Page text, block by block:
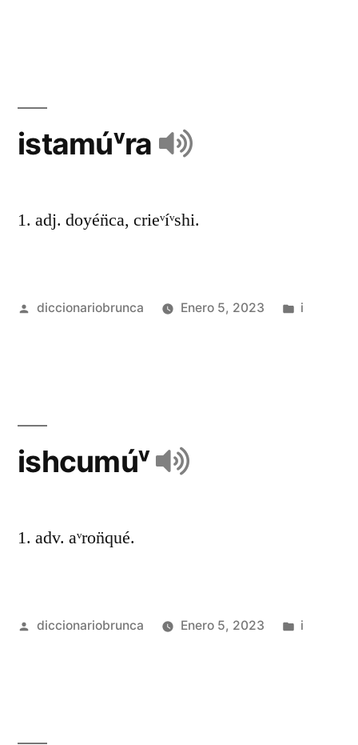
istamúᵛra
1. adj. doyén̈ca, crieᵛíᵛshi.
diccionariobrunca Enero 5, 2023 i
ishcumúᵛ
1. adv. aᵛron̈qué.
diccionariobrunca Enero 5, 2023 i